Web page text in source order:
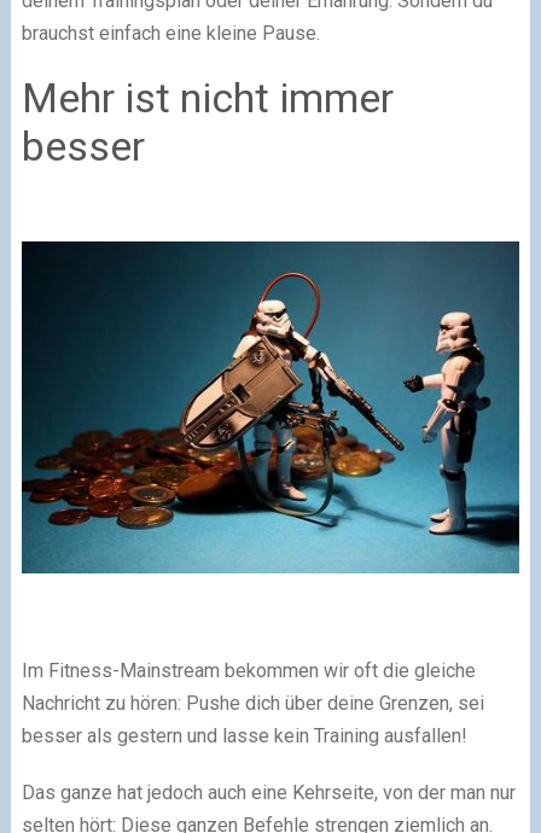
brauchst einfach eine kleine Pause.
Mehr ist nicht immer
besser
Im Fitness-Mainstream bekommen wir oft die gleiche
Nachricht zu hören: Pushe dich über deine Grenzen, sei
besser als gestern und lasse kein Training ausfallen!
Das ganze hat jedoch auch eine Kehrseite, von der man nur
selten hört: Diese ganzen Befehle strengen ziemlich an.